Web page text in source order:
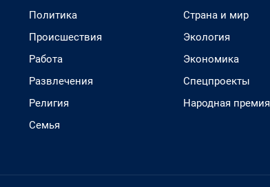
Политика
Происшествия
Работа
Развлечения
Религия
Семья
Страна и мир
Экология
Экономика
Спецпроекты
Народная премия